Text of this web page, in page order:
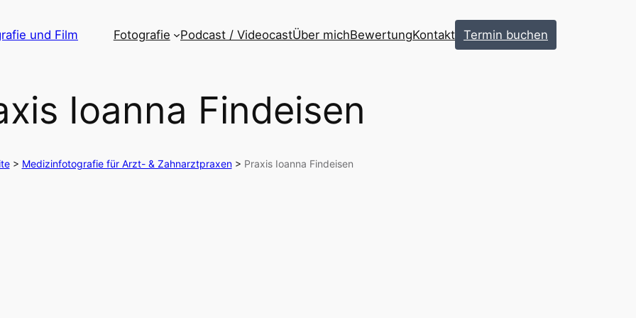
und Film Fotografie Podcast / VideocastÜber michBewertungKontakt Termin buchen
Ioanna Findeisen
> Medizinfotografie für Arzt- & Zahnarztpraxen> Praxis Ioanna Findeisen